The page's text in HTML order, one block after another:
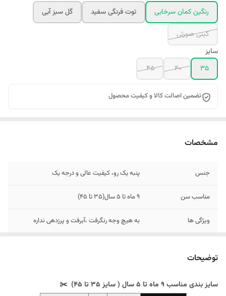
رنگین کمان سرخابی
توت فرنگی سفید
گل سبز آبی
کیتی صورتی
سایز
۳۵
۴۰ ۴۵
تضمین اصالت کالا و کیفیت محصول
مشخصات
جنس پنبه یک رو، کیفیت عالی و درجه یک
مناسب سن ۹ ماه تا ۵ سال(۳۵ تا ۴۵)
ویژگی ها به هیچ وجه رنگرفت ،آبرفت و پرزدهی نداره
توضیحات
سایز بندی مناسب ۹ ماه تا ۵ سال ( سایز ۳۵ تا ۴۵) ✂️